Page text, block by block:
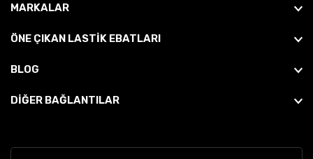
MARKALAR
ÖNE ÇIKAN LASTIK EBATLARI
BLOG
DİĞER BAĞLANTILAR